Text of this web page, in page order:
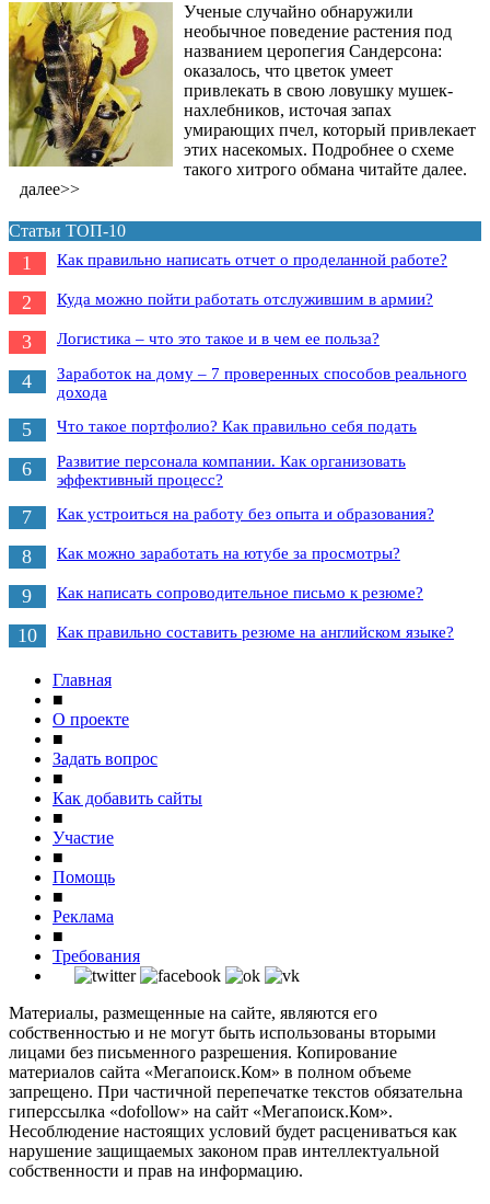
Ученые случайно обнаружили
необычное поведение растения под
названием церопегия Сандерсона:
оказалось, что цветок умеет
привлекать в свою ловушку мушек-
нахлебников, источая запах
умирающих пчел, который привлекает
этих насекомых. Подробнее о схеме
такого хитрого обмана читайте далее.
далее>>
Статьи ТОП-10
1 Как правильно написать отчет о проделанной работе?
2 Куда можно пойти работать отслужившим в армии?
3 Логистика – что это такое и в чем ее польза?
4
Заработок на дому – 7 проверенных способов реального
дохода
5 Что такое портфолио? Как правильно себя подать
6
Развитие персонала компании. Как организовать
эффективный процесс?
7 Как устроиться на работу без опыта и образования?
8 Как можно заработать на ютубе за просмотры?
9 Как написать сопроводительное письмо к резюме?
10 Как правильно составить резюме на английском языке?
Главная
■
О проекте
■
Задать вопрос
■
Как добавить сайты
■
Участие
■
Помощь
■
Реклама
■
Требования
Материалы, размещенные на сайте, являются его
собственностью и не могут быть использованы вторыми
лицами без письменного разрешения. Копирование
материалов сайта «Мегапоиск.Ком» в полном объеме
запрещено. При частичной перепечатке текстов обязательна
гиперссылка «dofollow» на сайт «Мегапоиск.Ком».
Несоблюдение настоящих условий будет расцениваться как
нарушение защищаемых законом прав интеллектуальной
собственности и прав на информацию.